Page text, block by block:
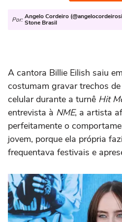
Por: Angelo Cordeiro
Stone Brasil
A cantora Billie Eilish saiu
costumam gravar trechos
celular durante a turnê Hit
entrevista à NME, a artista
perfeitamente o
jovem, porque ela própria
frequentava festivais e